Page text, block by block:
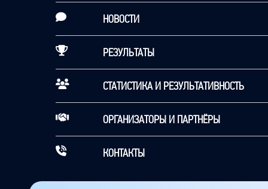
НОВОСТИ
РЕЗУЛЬТАТЫ
СТАТИСТИКА И РЕЗУЛЬТАТИВНОСТЬ
ОРГАНИЗАТОРЫ И ПАРТНЁРЫ
КОНТАКТЫ